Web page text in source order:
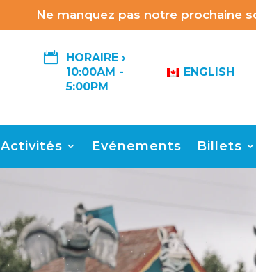
Ne manquez pas notre prochaine

HORAIRE ›
10:00AM -
5:00PM
ENGLISH
Activités Evénements Billets